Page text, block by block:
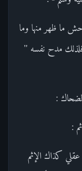
ما ظهر منها وما
مدح نفسه "
:
:
كذاك الإثم